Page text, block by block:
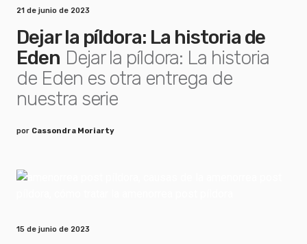
21 de junio de 2023
Dejar la píldora: La historia de
Eden Dejar la píldora: La historia
de Eden es otra entrega de
nuestra serie
por Cassondra Moriarty
15 de junio de 2023